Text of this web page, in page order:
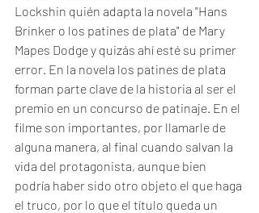
Lockshin quién adapta la novela "Hans
Brinker o los patines de plata" de Mary
Mapes Dodge y quizás ahí esté su primer
error. En la novela los patines de plata
forman parte clave de la historia al ser el
premio en un concurso de patinaje. En el
filme son importantes, por llamarle de
alguna manera, al final cuando salvan la
vida del protagonista, aunque bien
podría haber sido otro objeto el que haga
el truco, por lo que el título queda un